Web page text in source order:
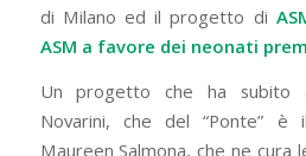
di Milano ed il progetto di
ASM a favore dei neonati
Un progetto che ha subito
Novarini, che del “Ponte” è
Maureen Salmona, che ne cura